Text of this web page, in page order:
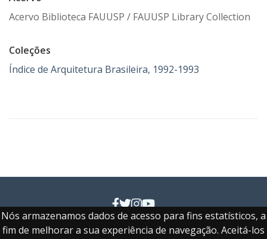
Nós armazenamos dados de acesso para fins estatísticos, a
fim de melhorar a sua experiência de navegação. Aceitá-los
Acervo Biblioteca FAUUSP / FAUUSP Library Collection
Coleções
Índice de Arquitetura Brasileira, 1992-1993
Faculdade de Arquitetura e Urbanismo e de Design